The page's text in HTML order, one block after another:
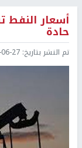
أسعار النفط
حادة
تم النشر بتاريخ: 10:30